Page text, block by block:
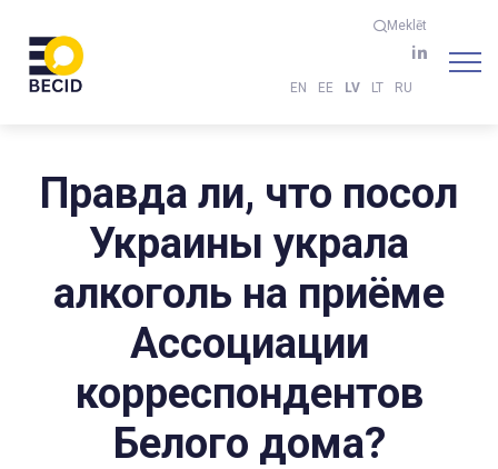
Meklēt
EN EE LV LT RU
Правда ли, что посол
Украины украла
алкоголь на приёме
Ассоциации
корреспондентов
Белого дома?